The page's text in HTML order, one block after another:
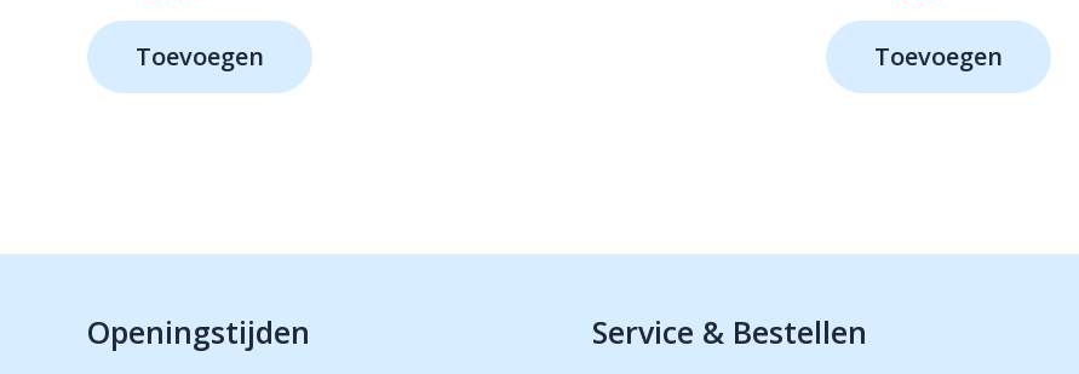
€899,-.€699,-.
Toevoegen
€499,-.€459,-.
Toevoegen
Openingstijden Service & Bestellen